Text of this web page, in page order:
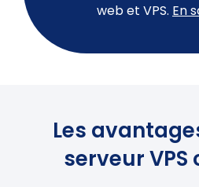
web et VPS. En
Les
serveur VPS